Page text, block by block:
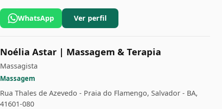
WhatsApp Ver perfil
Noélia Astar | Massagem & Terapia
Massagista
Massagem
Rua Thales de Azevedo - Praia do Flamengo, Salvador - BA,
41601-080